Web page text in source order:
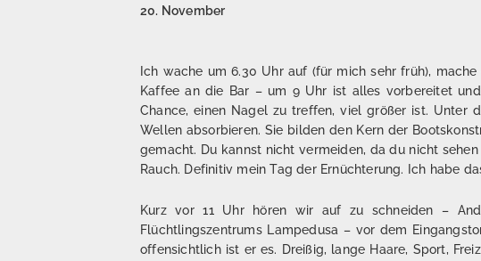
20. November
Ich wache um 6.30 Uhr auf (für mich sehr früh),
Kaffee an die Bar – um 9 Uhr ist alles vorbereitet
Chance, einen Nagel zu treffen, viel größer ist. Unter
Wellen absorbieren. Sie bilden den Kern der
gemacht. Du kannst nicht vermeiden, da du nicht
Rauch. Definitiv mein Tag der Ernüchterung. Ich habe
Kurz vor 11 Uhr hören wir auf zu schneiden –
Flüchtlingszentrums Lampedusa – vor dem
offensichtlich ist er es. Dreißig, lange Haare, Sport,